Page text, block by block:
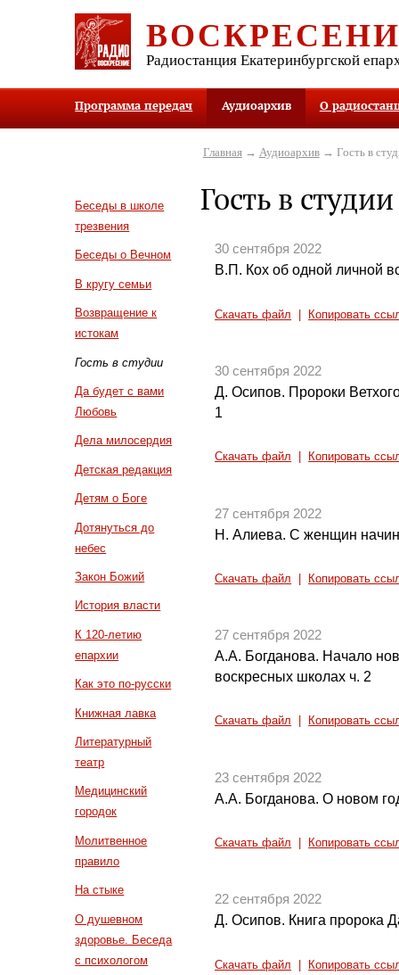
Радиостанция Екатеринбургской
Программа передач Аудиоархив О
Беседы в школе
трезвения
Беседы о Вечном
В кругу семьи
Возвращение к
истокам
Гость в студии
Да будет с вами
Любовь
Дела милосердия
Детская редакция
Детям о Боге
Дотянуться до
небес
Закон Божий
История власти
К 120-летию
епархии
Как это по-русски
Книжная лавка
Литературный
театр
Медицинский
городок
Молитвенное
правило
На стыке
О душевном
здоровье. Беседа
с психологом
Главная→ Аудиоархив→ Гость в
Гость в студии
30 сентября 2022
В.П. Кох об одной личной
Скачать файл Копировать
30 сентября 2022
Д. Осипов. Пророки
1
Скачать файл Копировать
27 сентября 2022
Н. Алиева. С женщин
Скачать файл Копировать
27 сентября 2022
А.А. Богданова. Начало
воскресных школах ч. 2
Скачать файл Копировать
23 сентября 2022
А.А. Богданова. О новом
Скачать файл Копировать
22 сентября 2022
Д. Осипов. Книга пророка
Скачать файл Копировать